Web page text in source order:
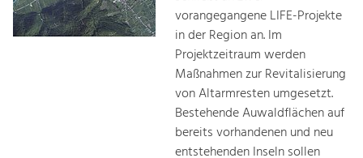
vorangegangene LIFE-Projekte
in der Region an. Im
Projektzeitraum werden
Maßnahmen zur Revitalisierung
von Altarmresten umgesetzt.
Bestehende Auwaldflächen auf
bereits vorhandenen und neu
entstehenden Inseln sollen